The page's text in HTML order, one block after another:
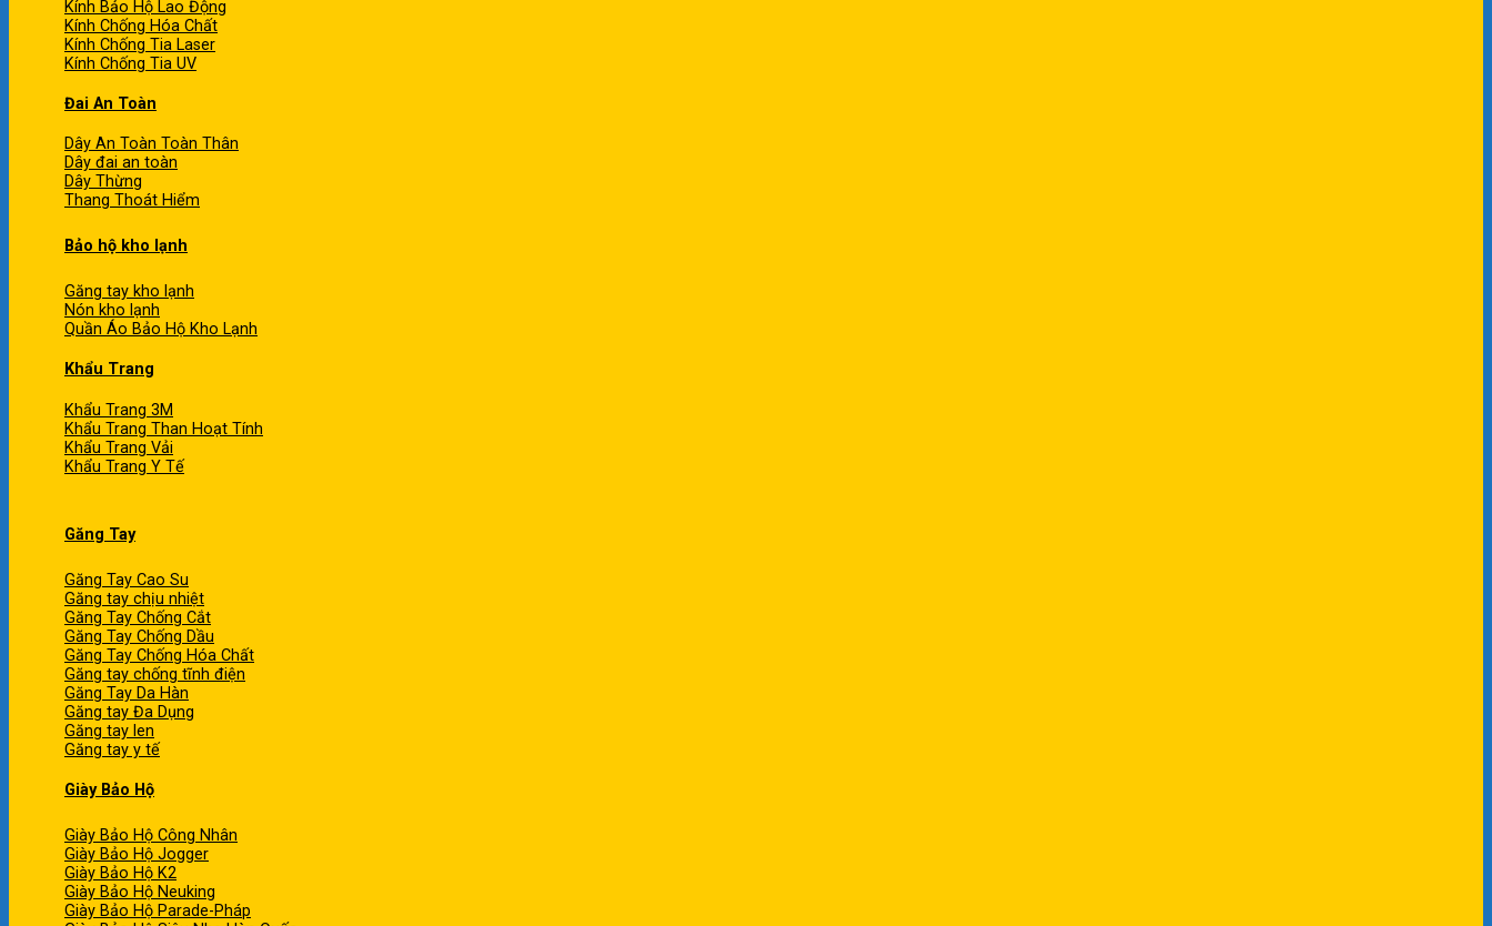
Kính Bảo Hộ Lao Động
Kính Chống Hóa Chất
Kính Chống Tia Laser
Kính Chống Tia UV
Đai An Toàn
Dây An Toàn Toàn Thân
Dây đai an toàn
Dây Thừng
Thang Thoát Hiểm
Bảo hộ kho lạnh
Găng tay kho lạnh
Nón kho lạnh
Quần Áo Bảo Hộ Kho Lạnh
Khẩu Trang
Khẩu Trang 3M
Khẩu Trang Than Hoạt Tính
Khẩu Trang Vải
Khẩu Trang Y Tế
Găng Tay
Găng Tay Cao Su
Găng tay chịu nhiệt
Găng Tay Chống Cắt
Găng Tay Chống Dầu
Găng Tay Chống Hóa Chất
Găng tay chống tĩnh điện
Găng Tay Da Hàn
Găng tay Đa Dụng
Găng tay len
Găng tay y tế
Giày Bảo Hộ
Giày Bảo Hộ Công Nhân
Giày Bảo Hộ Jogger
Giày Bảo Hộ K2
Giày Bảo Hộ Neuking
Giày Bảo Hộ Parade-Pháp